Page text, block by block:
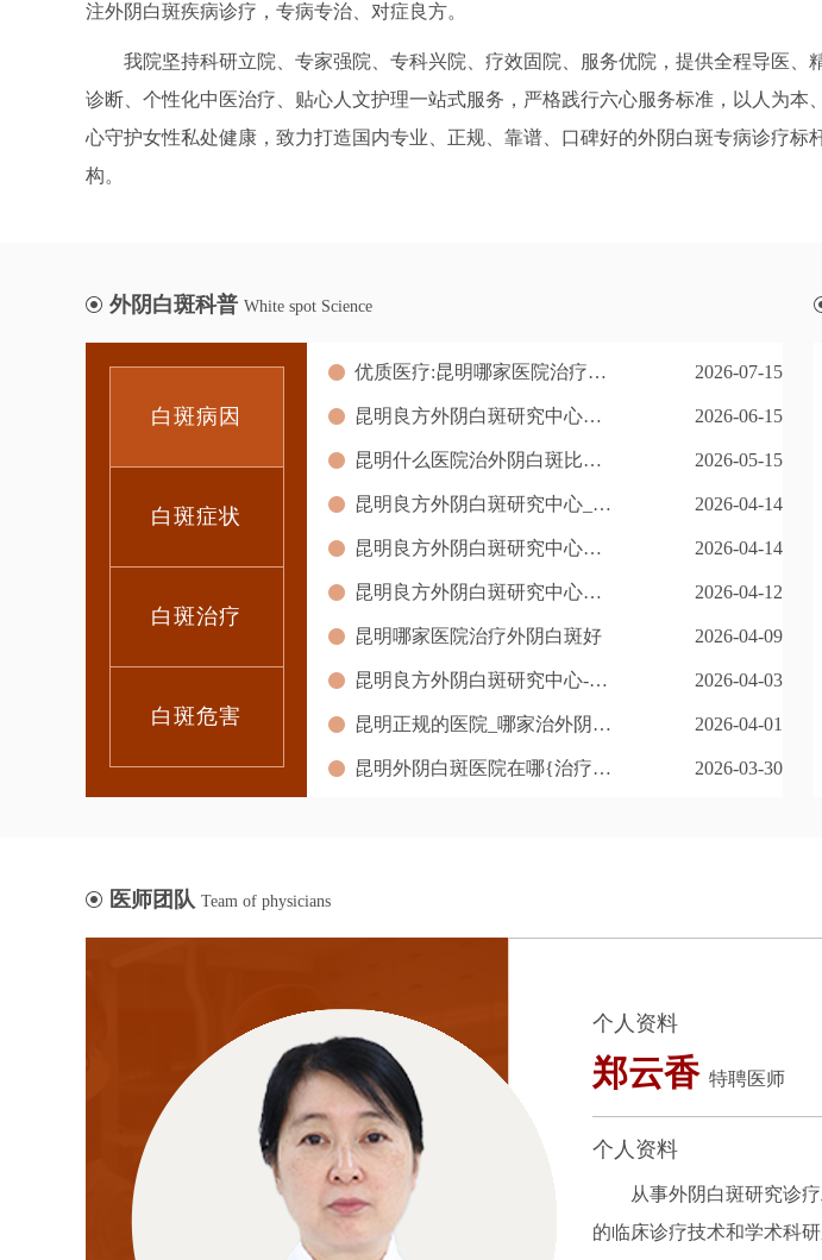
注外阴白斑疾病诊疗，专病专治、对症良方。
我院坚持科研立院、专家强院、专科兴院、疗效固院、服务优院，提供全程导医、
诊断、个性化中医治疗、贴心人文护理一站式服务，严格践行六心服务标准，以人为本
心守护女性私处健康，致力打造国内专业、正规、靠谱、口碑好的外阴白斑专病诊疗标
构。
外阴白斑科普 White spot Science
白斑病因
白斑症状
白斑治疗
白斑危害
优质医疗:昆明哪家医院治疗外阴白斑？〝排名变化〞 2026-07-15
昆明良方外阴白斑研究中心是公立的还是私立-什么是萎缩型外阴白斑？ 2026-06-15
昆明什么医院治外阴白斑比较专业-外阴白斑 vs 阴道炎 2026-05-15
昆明良方外阴白斑研究中心_外阴白斑怎样控制病情? 2026-04-14
昆明良方外阴白斑研究中心医生专业_诊疗精细。 2026-04-14
昆明良方外阴白斑研究中心治疗好吗 2026-04-12
昆明哪家医院治疗外阴白斑好 2026-04-09
昆明良方外阴白斑研究中心-技术怎么样? 2026-04-03
昆明正规的医院_哪家治外阴白斑? 2026-04-01
昆明外阴白斑医院在哪{治疗有好技术}? 2026-03-30
医师团队 Team of physicians
个人资料
王克芳 教授
个人资料
京大学医学部博士，
《兰州大学学报》（医学